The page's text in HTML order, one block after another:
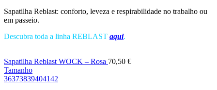
Sapatilha Reblast: conforto, leveza e respirabilidade no trabalho ou
em passeio.
Descubra toda a linha REBLAST aqui.
Sapatilha Reblast WOCK – Rosa 70,50 €
Tamanho
36373839404142